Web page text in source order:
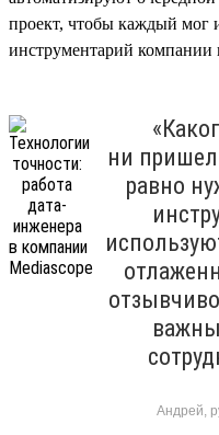
проект, чтобы каждый мог
инструментарий компании
ни
равно
Андрей,